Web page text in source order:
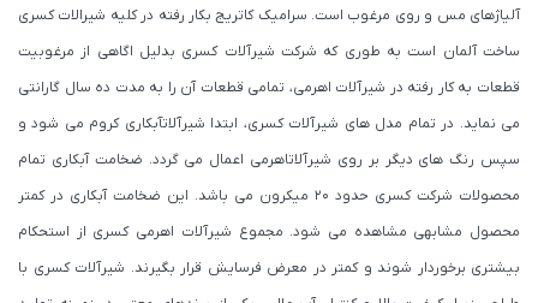
آلیاژهای مس و روی مرغوب است. سرامیک کاتریج بکار رفته در کلیه شیرالات کسری
ساخت آلمان است به طوری که شرکت شیرآلات کسری بدلیل اگاهی از مرغوبیت
قطعات به کار رفته در شیرآلات اهرمی، تمامی قطعات آن را به مدت ده سال گارانتی
می نماید. در تمام مدل های شیرآلات کسری، ابتدا شیرآلاتآبکاری کروم می شود و
سپس رنگ های دیگر بر روی شیرآلاتاهرمی اعمال می گردد. ضخامت آبکاری تمام
محصولات شرکت کسری حدود ۲۰ میکرون می باشد. این ضخامت آبکاری در کمتر
محصول مشابهی مشاهده می شود. مجموع شیرآلات اهرمی کسری از استحکام
بیشتری برخوردار شوند و کمتر در معرض فرسایش قرار بگیرند. شیرآلات کسری با